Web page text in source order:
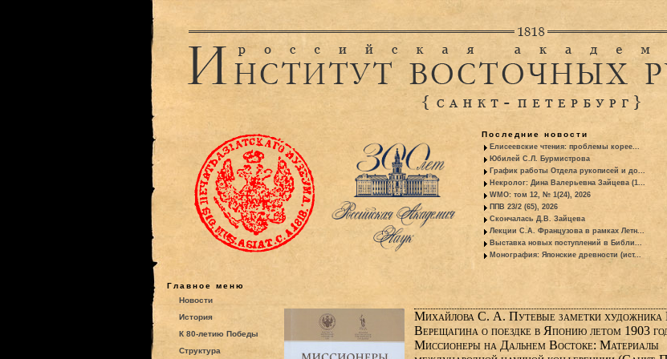
Последние новости
Елисеевские чтения: проблемы корее...
Юбилей С.Л. Бурмистрова
График работы Отдела рукописей и до...
Некролог: Дина Валерьевна Зайцева (1...
WMO: том 12, № 1(24), 2026
ППВ 23/2 (65), 2026
Скончалась Д.В. Зайцева
Лекции С.А. Французова в рамках Летн...
Выставка новых поступлений в Библи...
Монография: Японские древности (ист...
Главное меню
Новости
История
К 80-летию Победы
Структура
Михайлова С. А. Путевые заметки
Верещагина о поездке в Японию летом 1903
Миссионеры на Дальнем Востоке: Материалы